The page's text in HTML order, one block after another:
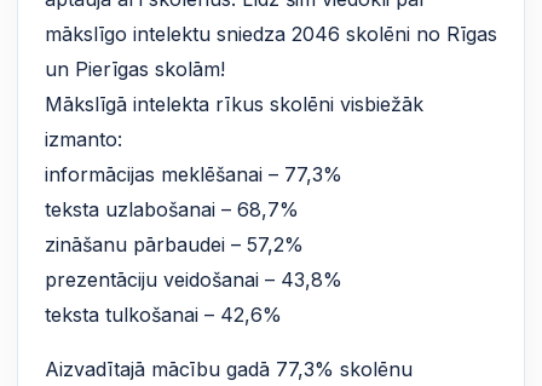
mākslīgo intelektu sniedza 2046 skolēni no Rīgas
un Pierīgas skolām!
Mākslīgā intelekta rīkus skolēni visbiežāk
izmanto:
informācijas meklēšanai – 77,3%
teksta uzlabošanai – 68,7%
zināšanu pārbaudei – 57,2%
prezentāciju veidošanai – 43,8%
teksta tulkošanai – 42,6%
Aizvadītajā mācību gadā 77,3% skolēnu